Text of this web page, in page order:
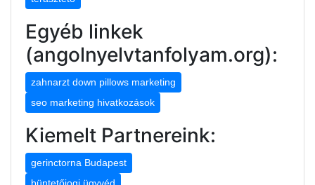
Egyéb linkek
(angolnyelvtanfolyam.org):
zahnarzt down pillows marketing
seo marketing hivatkozások
Kiemelt Partnereink:
gerinctorna Budapest
büntetőjogi ügyvéd